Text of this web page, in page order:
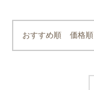
おすすめ順 価格順